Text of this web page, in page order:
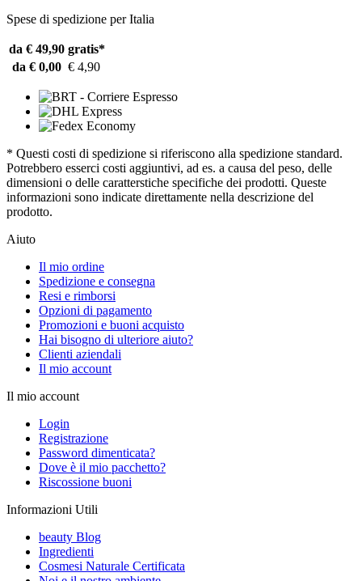
Spese di spedizione per Italia
da € 49,90 gratis*
da € 0,00 € 4,90
* Questi costi di spedizione si riferiscono alla spedizione standard.
Potrebbero esserci costi aggiuntivi, ad es. a causa del peso, delle
dimensioni o delle caratterstiche specifiche dei prodotti. Queste
informazioni sono indicate direttamente nella descrizione del
prodotto.
Aiuto
Il mio ordine
Spedizione e consegna
Resi e rimborsi
Opzioni di pagamento
Promozioni e buoni acquisto
Hai bisogno di ulteriore aiuto?
Clienti aziendali
Il mio account
Il mio account
Login
Registrazione
Password dimenticata?
Dove è il mio pacchetto?
Riscossione buoni
Informazioni Utili
beauty Blog
Ingredienti
Cosmesi Naturale Certificata